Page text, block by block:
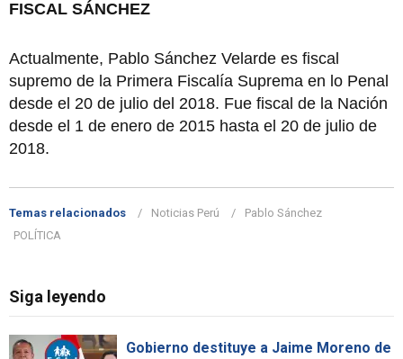
FISCAL SÁNCHEZ
Actualmente, Pablo Sánchez Velarde es fiscal
supremo de la Primera Fiscalía Suprema en lo Penal
desde el 20 de julio del 2018. Fue fiscal de la Nación
desde el 1 de enero de 2015 hasta el 20 de julio de
2018.
Temas relacionados Noticias Perú
Pablo Sánchez
POLÍTICA
Siga leyendo
Gobierno destituye a Jaime Moreno de